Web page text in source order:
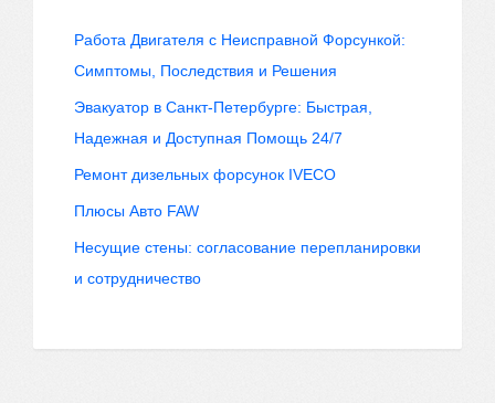
Работа Двигателя с Неисправной Форсункой:
Симптомы, Последствия и Решения
Эвакуатор в Санкт-Петербурге: Быстрая,
Надежная и Доступная Помощь 24/7
Ремонт дизельных форсунок IVECO
Плюсы Авто FAW
Несущие стены: согласование перепланировки
и сотрудничество